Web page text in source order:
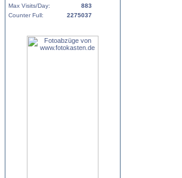
Max Visits/Day:
883
Counter Full:
2275037